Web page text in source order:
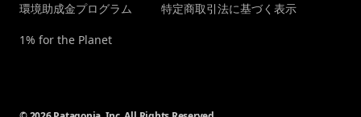
環境助成金プログラム
1% for the Planet
特定商取引法に基づく表示